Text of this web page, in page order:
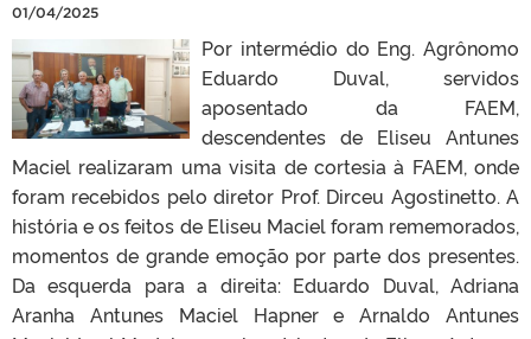
01/04/2025
Por intermédio do Eng. Agrônomo
Eduardo Duval, servidos
aposentado da FAEM,
descendentes de Eliseu Antunes
Maciel realizaram uma visita de cortesia à FAEM, onde
foram recebidos pelo diretor Prof. Dirceu Agostinetto. A
história e os feitos de Eliseu Maciel foram rememorados,
momentos de grande emoção por parte dos presentes.
Da esquerda para a direita: Eduardo Duval, Adriana
Aranha Antunes Maciel Hapner e Arnaldo Antunes